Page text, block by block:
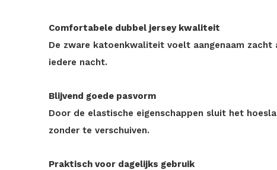
Comfortabele dubbel jersey kwaliteit
De zware katoenkwaliteit voelt aangenaam
iedere nacht.
Blijvend goede pasvorm
Door de elastische eigenschappen sluit het
zonder te verschuiven.
Praktisch voor dagelijks gebruik